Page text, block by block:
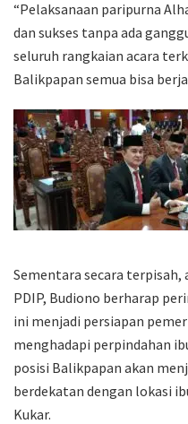
“Pelaksanaan paripurna
dan sukses tanpa ada
seluruh rangkaian acara
Balikpapan semua bisa
Sementara secara terpisah,
PDIP, Budiono berharap
ini menjadi persiapan
menghadapi perpindahan
posisi Balikpapan akan
berdekatan dengan lokasi
Kukar.